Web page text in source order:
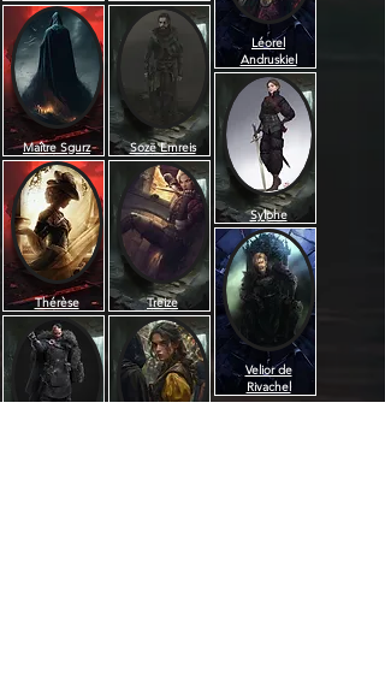
Maître Sgurz
Thérèse
Sozë Emreis
Treize
Léorel
Andruskiel
Sylphe
Velior de
Rivachel